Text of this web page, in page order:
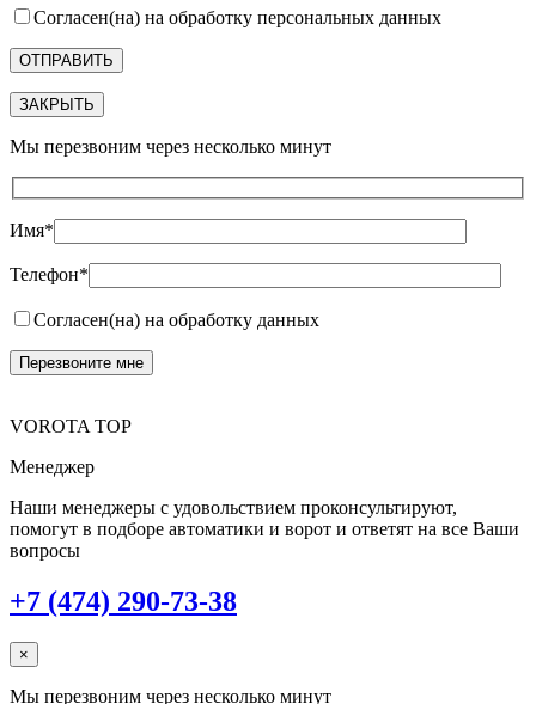
Согласен(на) на обработку персональных данных
ЗАКРЫТЬ
Мы перезвоним через несколько минут
Имя*
Телефон*
Согласен(на) на обработку данных
VOROTA TOP
Менеджер
Наши менеджеры с удовольствием проконсультируют,
помогут в подборе автоматики и ворот и ответят на все Ваши
вопросы
+7 (474) 290-73-38
×
Мы перезвоним через несколько минут